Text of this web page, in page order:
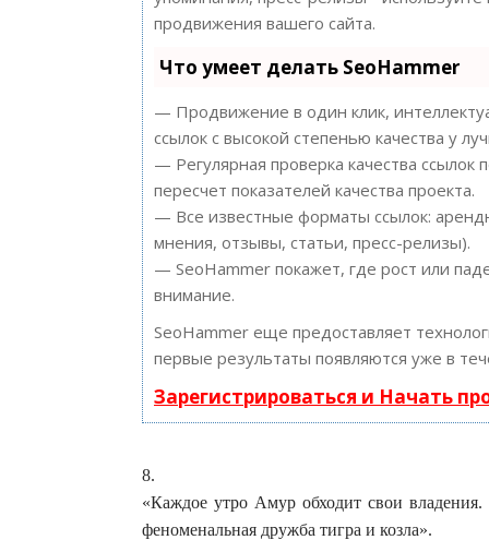
продвижения вашего сайта.
Что умеет делать SeoHammer
— Продвижение в один клик,
ссылок с высокой степенью качества у
— Регулярная проверка качества
пересчет показателей качества проекта.
— Все известные форматы ссылок:
мнения, отзывы, статьи, пресс-релизы).
— SeoHammer покажет, где рост или
внимание.
SeoHammer еще предоставляет
первые результаты появляются уже в
Зарегистрироваться и Начать
8.
«Каждое утро Амур обходит свои
феноменальная дружба тигра и козла».